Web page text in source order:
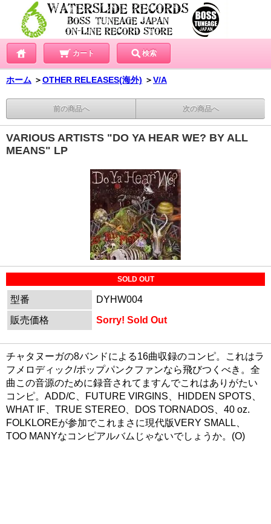
カート 検索
ホーム ＞OTHER RELEASES(海外) ＞V/A
前の商品へ 次の商品へ
VARIOUS ARTISTS "DO YA HEAR WE? BY ALL
MEANS" LP
SOLD OUT
型番
DYHW004
販売価格
Sorry! Sold Out
チャタヌーガの8バンドによる16曲収録のコンピ。これはラ
フメロディック/ポップパンクファンなら飛びつくべき。全
曲この音源のために録音されてますんでこれはありがたい
コンピ。ADD/C、FUTURE VIRGINS、HIDDEN SPOTS、
WHAT IF、TRUE STEREO、DOS TORNADOS、40 oz.
FOLKLOREが参加でこれまさに現代版VERY SMALL、
TOO MANYなコンピアルバムじゃないでしょうか。(O)